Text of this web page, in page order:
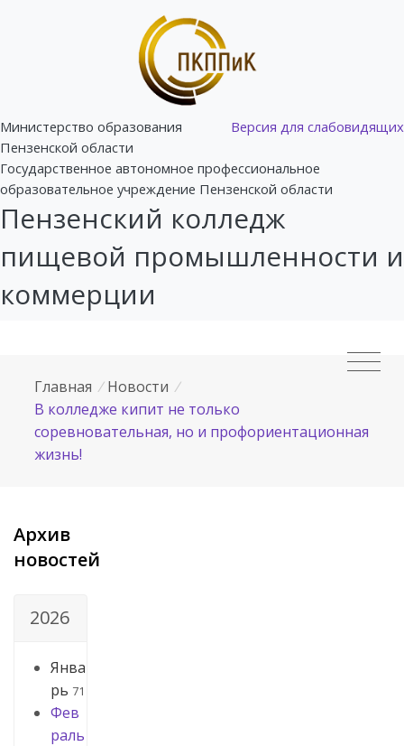
Версия для слабовидящих
Министерство образования
Пензенской области
Государственное автономное профессиональное
образовательное учреждение Пензенской области
Пензенский колледж
пищевой промышленности и
коммерции
Главная / Новости /
В колледже кипит не только
соревновательная, но и профориентационная
жизнь!
Архив
новостей
2026
Янва
рь 71
Фев
раль